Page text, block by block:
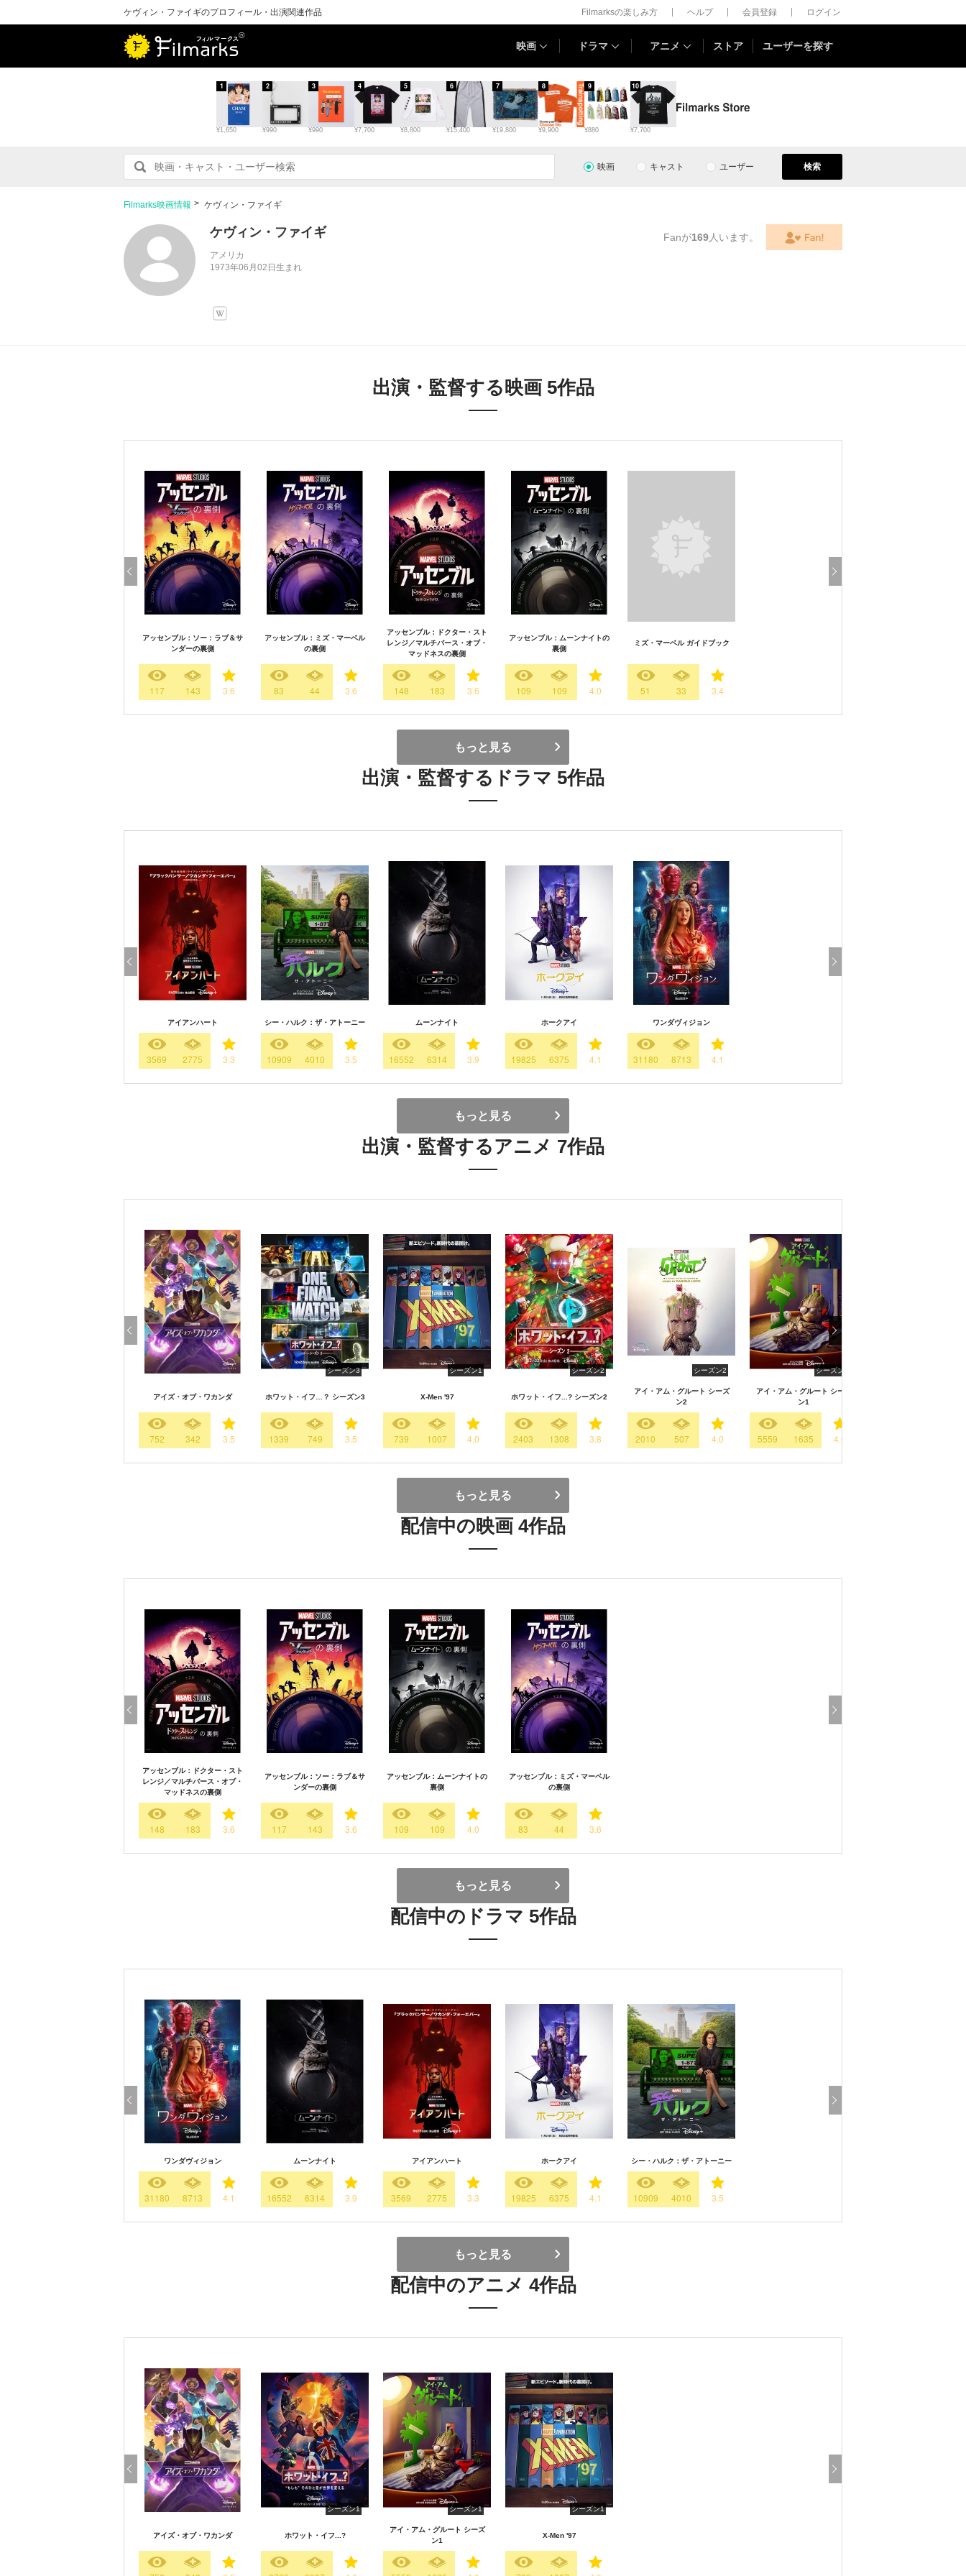
ケヴィン・ファイギのプロフィール・出演関連作品 Filmarksの楽しみ方 ヘルプ 会員登録 ログイン
映画 ドラマ アニメ ストア ユーザーを探す
¥1,650
1
¥990
2
¥990
3
¥7,700
4
¥8,800
5
¥15,400
6
¥19,800
7
¥9,900
8
¥880
9
¥7,700
10
映画 キャスト ユーザー 検索
Filmarks映画情報 ケヴィン・ファイギ
ケヴィン・ファイギ
アメリカ
1973年06月02日生まれ
Fanが169人います。
出演・監督する映画 5作品
アッセンブル：ソー：ラブ＆サ
ンダーの裏側
117 143 3.6
アッセンブル：ミズ・マーベル
の裏側
83 44 3.6
アッセンブル：ドクター・スト
レンジ／マルチバース・オブ・
マッドネスの裏側
148 183 3.6
アッセンブル：ムーンナイトの
裏側
109 109 4.0
ミズ・マーベル ガイドブック
51 33 3.4
もっと見る
出演・監督するドラマ 5作品
アイアンハート
3569 2775 3.3
シー・ハルク：ザ・アトーニー
10909 4010 3.5
ムーンナイト
16552 6314 3.9
ホークアイ
19825 6375 4.1
ワンダヴィジョン
31180 8713 4.1
もっと見る
出演・監督するアニメ 7作品
アイズ・オブ・ワカンダ
752 342 3.5
シーズン3
ホワット・イフ…？ シーズン3
1339 749 3.5
シーズン1
X-Men '97
739 1007 4.0
シーズン2
ホワット・イフ...? シーズン2
2403 1308 3.8
シーズン2
アイ・アム・グルート シーズ
ン2
2010 507 4.0
シーズン1
アイ・アム・グルート シーズ
ン1
5559 1635 4.0
もっと見る
配信中の映画 4作品
アッセンブル：ドクター・スト
レンジ／マルチバース・オブ・
マッドネスの裏側
148 183 3.6
アッセンブル：ソー：ラブ＆サ
ンダーの裏側
117 143 3.6
アッセンブル：ムーンナイトの
裏側
109 109 4.0
アッセンブル：ミズ・マーベル
の裏側
83 44 3.6
もっと見る
配信中のドラマ 5作品
ワンダヴィジョン
31180 8713 4.1
ムーンナイト
16552 6314 3.9
アイアンハート
3569 2775 3.3
ホークアイ
19825 6375 4.1
シー・ハルク：ザ・アトーニー
10909 4010 3.5
もっと見る
配信中のアニメ 4作品
アイズ・オブ・ワカンダ
シーズン1
ホワット・イフ...?
シーズン1
アイ・アム・グルート シーズ
ン1
シーズン1
X-Men '97